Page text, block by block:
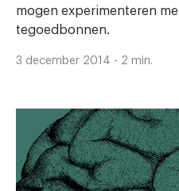
mogen experimenteren
tegoedbonnen.
3 december 2014 - 2 min.